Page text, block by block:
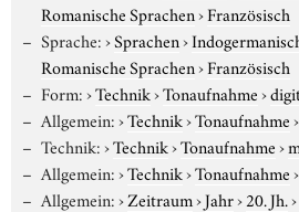
Romanische Sprachen›Französisch
Sprache:›Sprachen›
Romanische Sprachen›Französisch
Form:›Technik›Tonaufnahme›
Allgemein:›Technik›Tonaufnahme›
Technik:›Technik›Tonaufnahme›
Allgemein:›Technik›Tonaufnahme›
Allgemein:›Zeitraum›Jahr›20. Jh.›